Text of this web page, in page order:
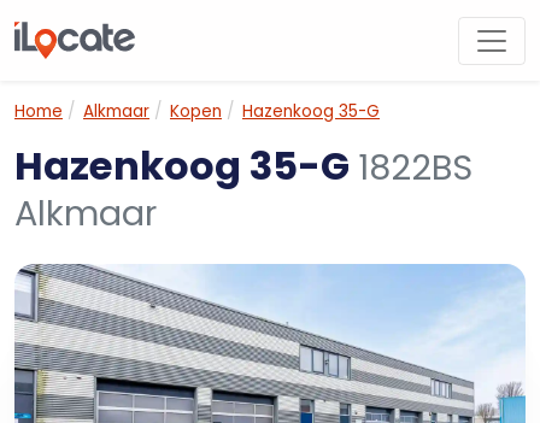
Home Alkmaar Kopen Hazenkoog 35-G
Hazenkoog 35-G 1822BS
Alkmaar